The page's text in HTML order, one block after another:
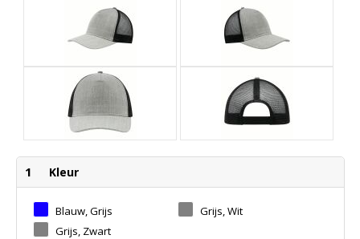
1 Kleur
Blauw, Grijs
Grijs, Wit
Grijs, Zwart